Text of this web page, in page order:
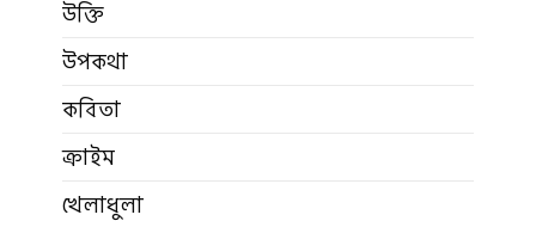
উক্তি
উপকথা
কবিতা
ক্রাইম
খেলাধুলা